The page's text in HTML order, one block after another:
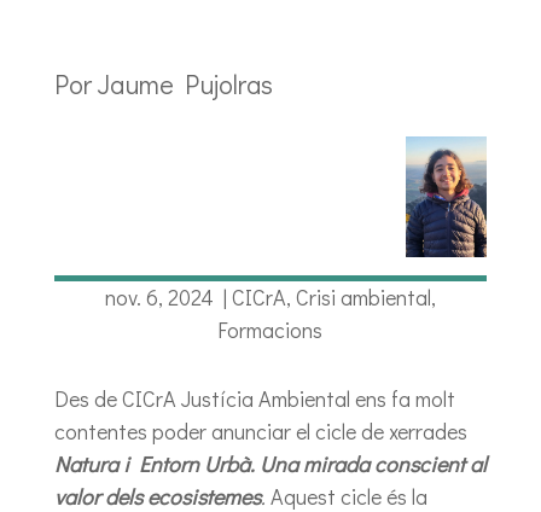
Por Jaume Pujolras
nov. 6, 2024 | CICrA, Crisi ambiental,
Formacions
Des de CICrA Justícia Ambiental ens fa molt
contentes poder anunciar el cicle de xerrades
Natura i Entorn Urbà. Una mirada conscient al
valor dels ecosistemes. Aquest cicle és la